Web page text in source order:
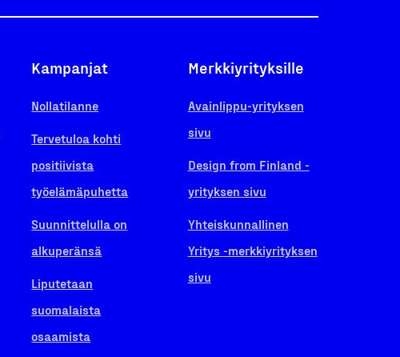
Kampanjat
Nollatilanne
Tervetuloa kohti
positiivista
työelämäpuhetta
Suunnittelulla on
alkuperänsä
Liputetaan
suomalaista
osaamista
Merkkiyrityksille
Avainlippu-yrityksen
sivu
Design from Finland -
yrityksen sivu
Yhteiskunnallinen
Yritys -merkkiyrityksen
sivu